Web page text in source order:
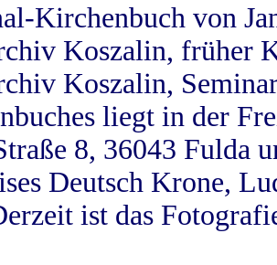
Kirchenbuch von
Koszalin, früher
Koszalin,
liegt in der
8, 36043 Fulda
Deutsch Krone,
ist das